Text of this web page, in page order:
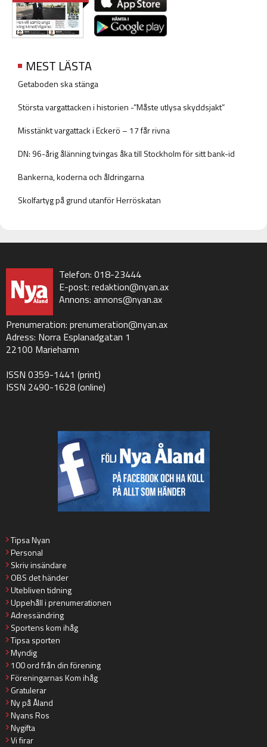
MEST LÄSTA
Getaboden ska stänga
Största vargattacken i historien -”Måste utlysa skyddsjakt”
Misstänkt vargattack i Eckerö – 17 får rivna
DN: 96-årig ålänning tvingas åka till Stockholm för sitt bank-id
Bankerna, koderna och åldringarna
Skolfartyg på grund utanför Herröskatan
Telefon: 018-23444
E-post: redaktion@nyan.ax
Annons: annons@nyan.ax
Prenumeration: prenumeration@nyan.ax
Adress: Norra Esplanadgatan 1
22100 Mariehamn
ISSN 0359-1441 (print)
ISSN 2490-1628 (online)
Tipsa Nyan
Personal
Skriv insändare
OBS det händer
Utebliven tidning
Uppehåll i prenumerationen
Adressändring
Sportens kom ihåg
Tipsa sporten
Myndig
100 ord från din förening
Föreningarnas Kom ihåg
Gratulerar
Ny på Åland
Nyans Ros
Nygifta
Vi firar